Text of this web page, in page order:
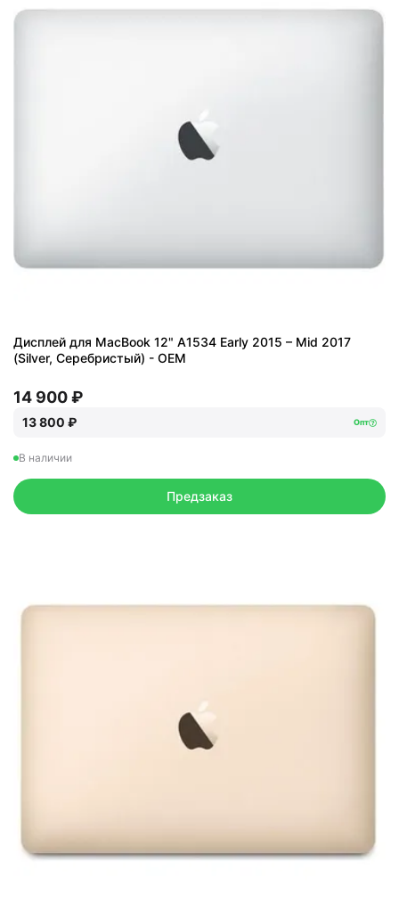
Дисплей для MacBook 12" A1534 Early 2015 – Mid 2017
(Silver, Серебристый) - OEM
14 900 ₽
13 800 ₽ Опт
В наличии
Предзаказ